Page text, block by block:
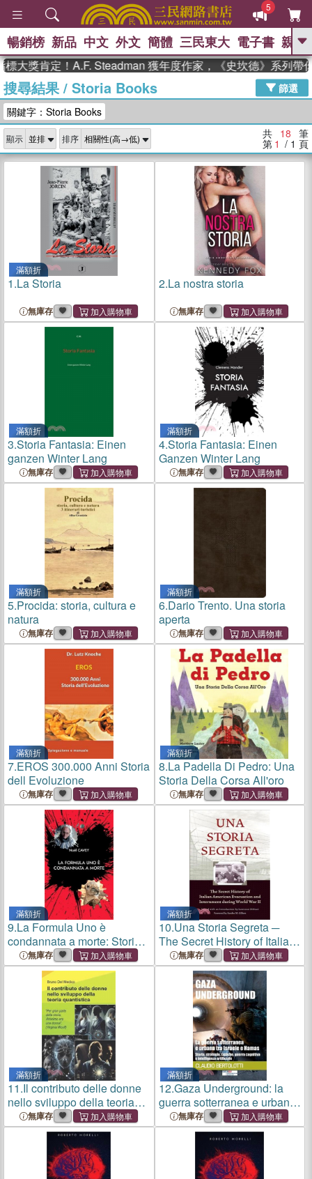
5
GO
熱搜： 高希均教授回憶錄
、 The Odyssey 、 父親節 、 如果歷
獎 臺灣漫遊錄 、 方念華 、 台灣的李
登輝時代
數學女孩：黎曼猜想 、
偉大的迷走神經
暢銷榜 新品 中文 外文 簡體 三民東大 電子書 親子
獎肯定！A.F. Steadman 獲年度作家，《史坎德》系列帶你
搜尋結果/ Storia Books
篩選
關鍵字：Storia Books
顯示 排序 共 18 筆
第 1 / 1 頁
滿額折
1.La Storia
無庫存
2.La nostra storia
無庫存
滿額折
3.Storia Fantasia: Einen
ganzen Winter Lang
無庫存
滿額折
4.Storia Fantasia: Einen
Ganzen Winter Lang
無庫存
滿額折
5.Procida: storia, cultura e
natura
無庫存
滿額折
6.Dario Trento. Una storia
aperta
無庫存
滿額折
7.EROS 300.000 Anni Storia
dell Evoluzione
無庫存
滿額折
8.La Padella Di Pedro: Una
Storia Della Corsa All'oro
無庫存
滿額折
9.La Formula Uno è
condannata a morte: Storia
di una vita
無庫存
滿額折
10.Una Storia Segreta ─
The Secret History of Italian
American Evacuation and
Interment During World War
無庫存
滿額折
11.Il contributo delle donne
nello sviluppo della teoria
quantistica.: "Durante gran
parte della storia, Anonimo
era una donna". (Virginia
無庫存
滿額折
12.Gaza Underground: la
guerra sotterranea e urbana
tra Israele e Hamas: Storia,
strategie, tattiche, guerra
cognitiva e intelligenza artif
無庫存